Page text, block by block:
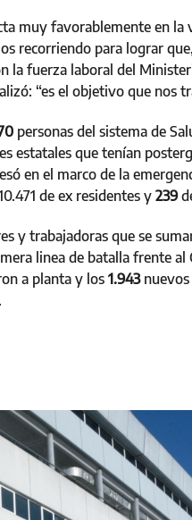
muy favorablemente en la
recorriendo para lograr
la fuerza laboral del
“es el objetivo que nos
personas del sistema de
estatales que tenían
en el marco de la
de ex residentes y 239
y trabajadoras que se
linea de batalla frente al
a planta y los1.943nuevos